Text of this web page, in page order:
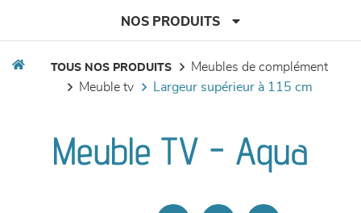
NOS PRODUITS
séjours
TOUS NOS PRODUITS
meubles de complément
meuble tv
largeur supérieur à 115 cm
Meuble TV - Aqua